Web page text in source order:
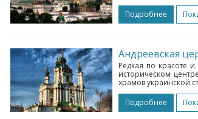
Подробнее
Андреевская
Редкая по красоте
историческом
храмов украинской
Подробнее